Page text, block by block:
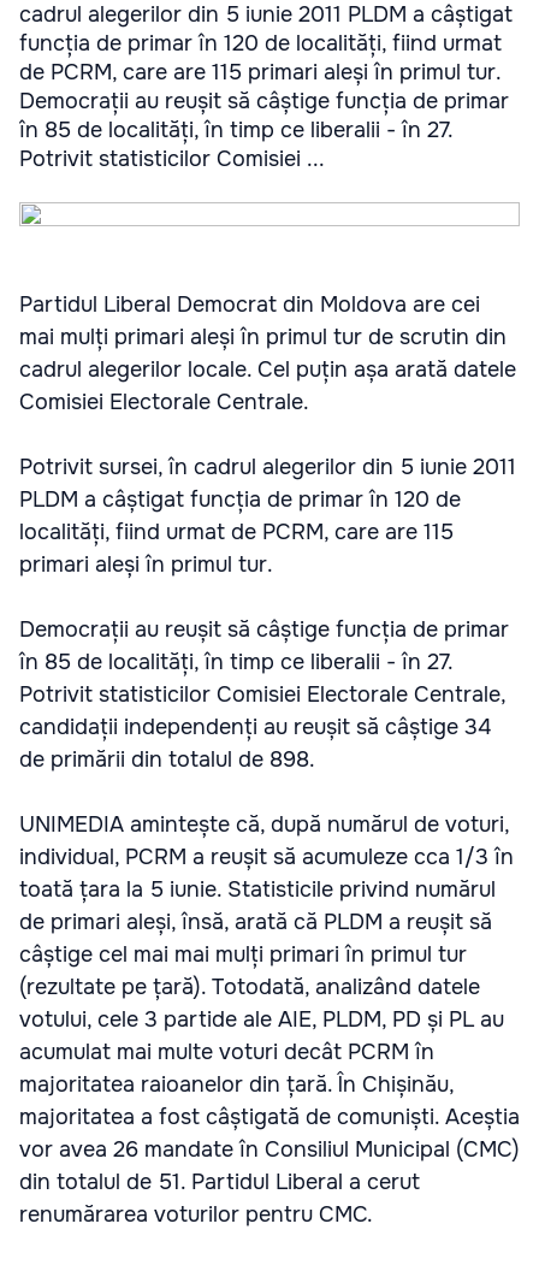
cadrul alegerilor din 5 iunie 2011 PLDM a câștigat
funcția de primar în 120 de localități, fiind urmat
de PCRM, care are 115 primari aleși în primul tur.
Democrații au reușit să câștige funcția de primar
în 85 de localități, în timp ce liberalii - în 27.
Potrivit statisticilor Comisiei ...
Partidul Liberal Democrat din Moldova are cei
mai mulți primari aleși în primul tur de scrutin din
cadrul alegerilor locale. Cel puțin așa arată datele
Comisiei Electorale Centrale.
Potrivit sursei, în cadrul alegerilor din 5 iunie 2011
PLDM a câștigat funcția de primar în 120 de
localități, fiind urmat de PCRM, care are 115
primari aleși în primul tur.
Democrații au reușit să câștige funcția de primar
în 85 de localități, în timp ce liberalii - în 27.
Potrivit statisticilor Comisiei Electorale Centrale,
candidații independenți au reușit să câștige 34
de primării din totalul de 898.
UNIMEDIA amintește că, după numărul de voturi,
individual, PCRM a reușit să acumuleze cca 1/3 în
toată țara la 5 iunie. Statisticile privind numărul
de primari aleși, însă, arată că PLDM a reușit să
câștige cel mai mai mulți primari în primul tur
(rezultate pe țară). Totodată, analizând datele
votului, cele 3 partide ale AIE, PLDM, PD și PL au
acumulat mai multe voturi decât PCRM în
majoritatea raioanelor din țară. În Chișinău,
majoritatea a fost câștigată de comuniști. Aceștia
vor avea 26 mandate în Consiliul Municipal (CMC)
din totalul de 51. Partidul Liberal a cerut
renumărarea voturilor pentru CMC.